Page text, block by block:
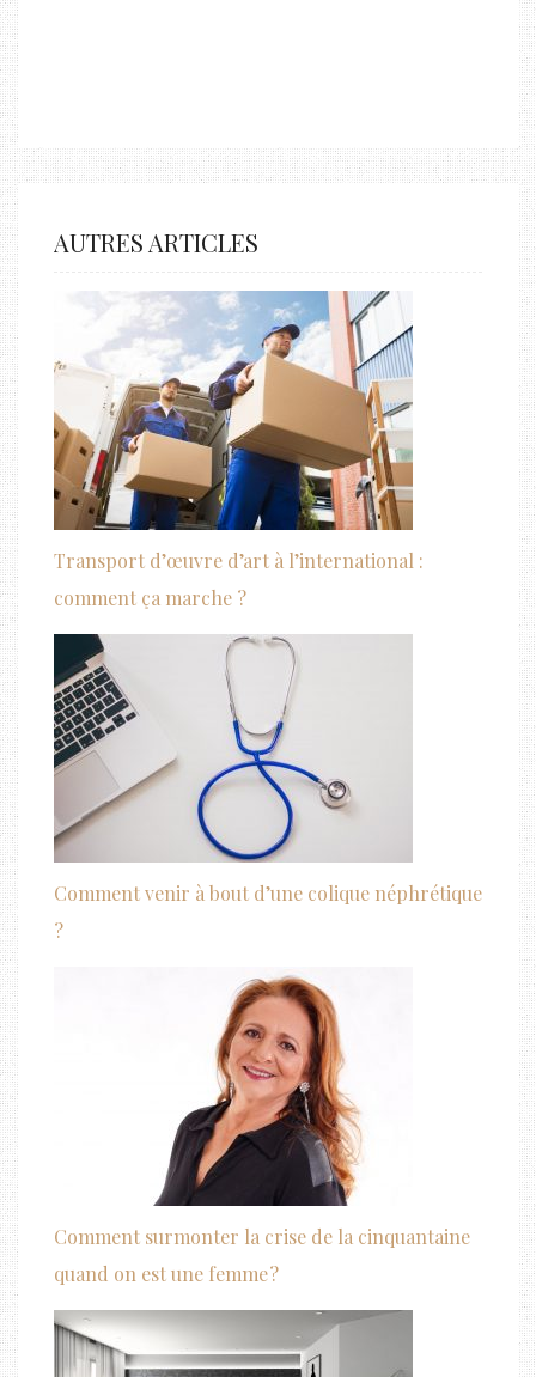
AUTRES ARTICLES
Transport d’œuvre d’art à l’international :
comment ça marche ?
Comment venir à bout d’une colique néphrétique
?
Comment surmonter la crise de la cinquantaine
quand on est une femme ?